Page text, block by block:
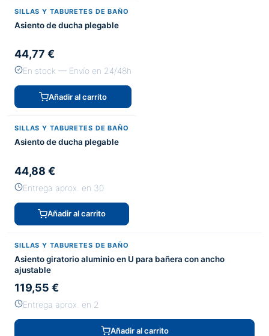
SILLAS Y TABURETES DE BAÑO
Asiento de ducha plegable
44,77 €
En stock — Envío en 24/48h
Añadir al carrito
SILLAS Y TABURETES DE BAÑO
Asiento de ducha plegable
44,88 €
Entrega aprox. en 30
Añadir al carrito
SILLAS Y TABURETES DE BAÑO
Asiento giratorio aluminio en U para bañera con ancho
ajustable
119,55 €
Entrega aprox. en 2
Añadir al carrito